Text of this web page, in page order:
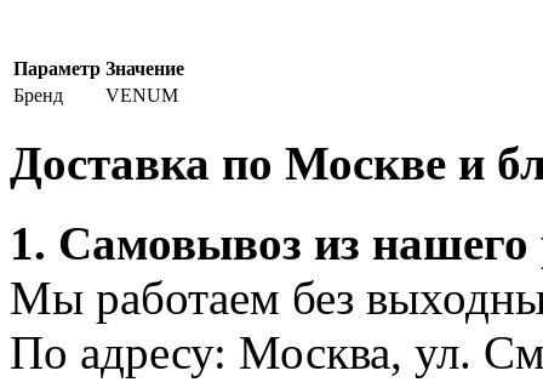
Параметр Значение
Бренд
VENUM
Доставка по Москве и
1. Самовывоз из нашего
Мы работаем без
По адресу: Москва, ул.